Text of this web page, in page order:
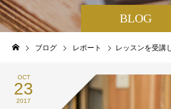
BLOG
ブログ レポート レッスンを受講し終えたメ
OCT
23
2017